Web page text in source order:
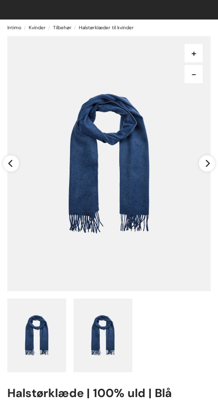
Intimo Kvinder Tilbehør Halstørklæder til kvinder
+
-
Halstørklæde | 100% uld | Blå